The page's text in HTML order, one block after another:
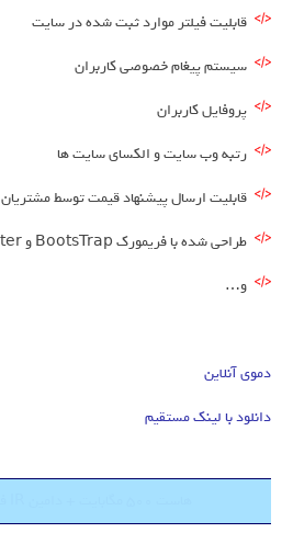
قابلیت فیلتر موارد ثبت شده در سایت
سیستم پیغام خصوصی کاربران
پروفایل کاربران
رتبه وب سایت و الکسای سایت ها
قابلیت ارسال پیشنهاد قیمت توسط مشتریان
طراحی شده با فریمورک BootsTrap و Codeigniter
و…
دموی آنلاین
دانلود با لینک مستقیم